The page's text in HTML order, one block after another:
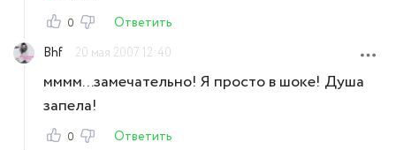
0
Ответить
Bhf
20 мая 2007 12:40
мммм...замечательно! Я просто в шоке! Душа
запела!
0
Ответить